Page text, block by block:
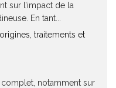
sur l’impact de la
En tant...
traitements et
notamment sur